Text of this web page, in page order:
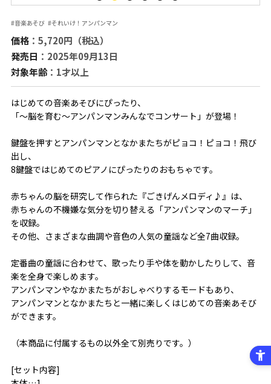
#音楽あそび #それいけ！アンパンマン
価格：5,720円（税込）
発売日 ：2025年09月13日
対象年齢：1才以上
はじめての音楽あそびにぴったり、
「～脳を育む～アンパンマンみんなでコンサート」が登場！
鍵盤を押すとアンパンマンとなかまたちがピョコ！ピョコ！飛び
出し、
8鍵盤ではじめてのピアノにぴったりのおもちゃです。
赤ちゃんの脳を研究して作られた『ごきげんメロディ♪』は、
赤ちゃんの不機嫌な気分を切り替える「アンパンマンのマーチ」
を収録。
その他、さまざまな曲調や音色の人気の童謡など全7曲収録。
定番曲の童謡に合わせて、歌ったり手や体を動かしたりして、音
楽を全身で楽しめます。
アンパンマンやなかまたちがおしゃべりするモードもあり、
アンパンマンとなかまたちと一緒に楽しくはじめての音楽あそび
ができます。
（本商品に付属するもの以外全て別売りです。）
[セット内容]